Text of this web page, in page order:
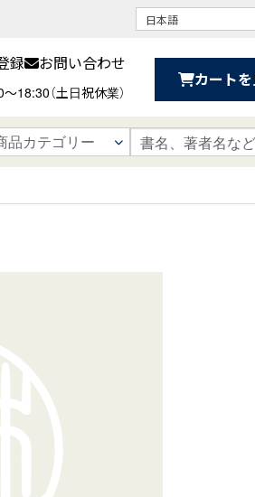
日本語
録 お問い合わせ
18:30（土日祝休業）
カートを